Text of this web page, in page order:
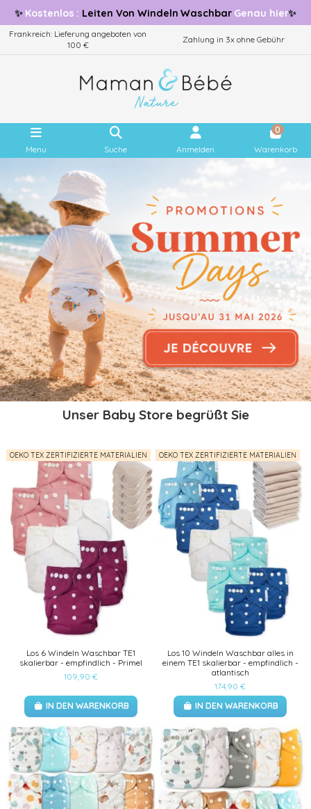
✨ Kostenlos : Leiten Von Windeln WaschbarGenau hier✨
Frankreich: Lieferung angeboten von
100 €
Zahlung in 3x ohne Gebühr
Menu Suche Anmelden
0
Warenkorb
Unser Baby Store begrüßt Sie
OEKO TEX ZERTIFIZIERTE MATERIALIEN
Los 6 Windeln Waschbar TE1
skalierbar - empfindlich - Primel
109,90 €
IN DEN WARENKORB
OEKO TEX ZERTIFIZIERTE MATERIALIEN
Los 10 Windeln Waschbar alles in
einem TE1 skalierbar - empfindlich -
atlantisch
174,90 €
IN DEN WARENKORB